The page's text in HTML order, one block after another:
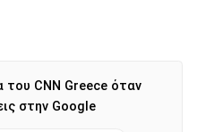
CNN Greece όταν
στην Google